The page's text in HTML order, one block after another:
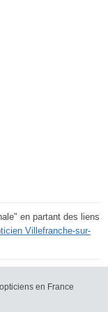
en partant des liens
Villefranche-sur-
en France